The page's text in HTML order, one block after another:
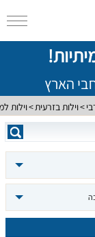
וילות בזרעית וילות